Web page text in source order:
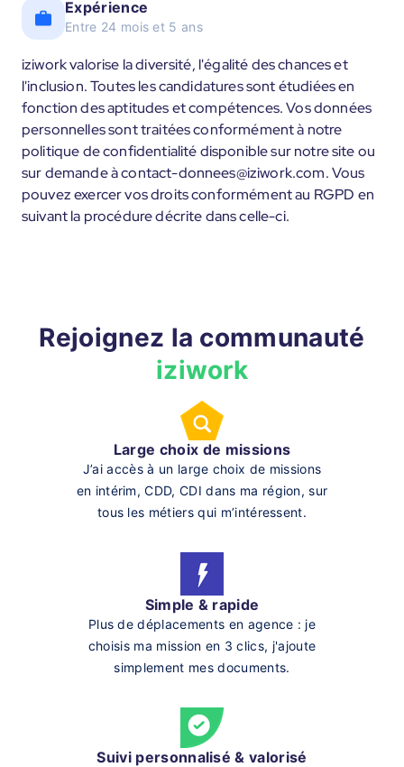
Expérience
Entre 24 mois et 5 ans
iziwork valorise la diversité, l'égalité des chances et
l'inclusion. Toutes les candidatures sont étudiées en
fonction des aptitudes et compétences. Vos données
personnelles sont traitées conformément à notre
politique de confidentialité disponible sur notre site ou
sur demande à contact-donnees@iziwork.com. Vous
pouvez exercer vos droits conformément au RGPD en
suivant la procédure décrite dans celle-ci.
Rejoignez la communauté
iziwork
Large choix de missions
J’ai accès à un large choix de missions
en intérim, CDD, CDI dans ma région, sur
tous les métiers qui m’intéressent.
Simple & rapide
Plus de déplacements en agence : je
choisis ma mission en 3 clics, j'ajoute
simplement mes documents.
Suivi personnalisé & valorisé